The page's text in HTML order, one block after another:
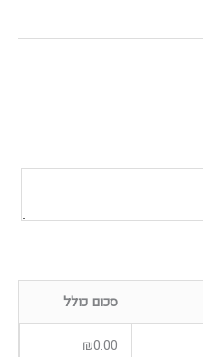
סכום כולל
₪0.00